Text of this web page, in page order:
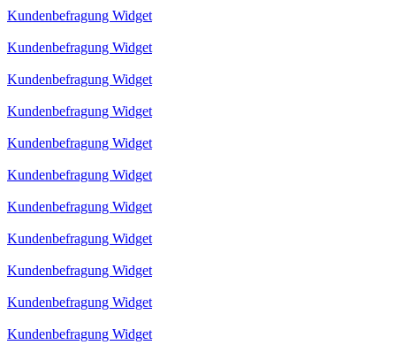
Kundenbefragung Widget
Kundenbefragung Widget
Kundenbefragung Widget
Kundenbefragung Widget
Kundenbefragung Widget
Kundenbefragung Widget
Kundenbefragung Widget
Kundenbefragung Widget
Kundenbefragung Widget
Kundenbefragung Widget
Kundenbefragung Widget